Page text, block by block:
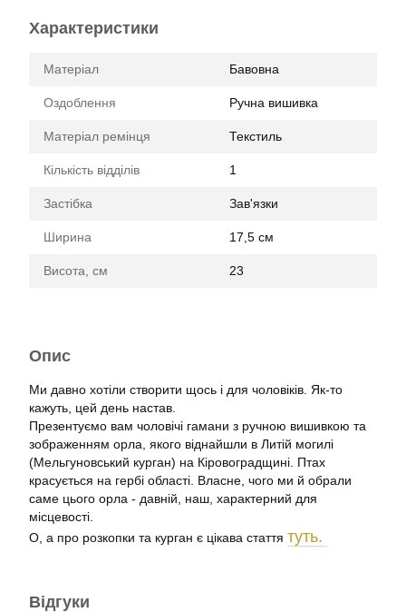
Характеристики
Матеріал Бавовна
Оздоблення Ручна вишивка
Матеріал ремінця Текстиль
Кількість відділів 1
Застібка Зав'язки
Ширина 17,5 см
Висота, см 23
Опис
Ми давно хотіли створити щось і для чоловіків. Як-то
кажуть, цей день настав.
Презентуємо вам чоловічі гамани з ручною вишивкою та
зображенням орла, якого віднайшли в Литій могилі
(Мельгуновський курган) на Кіровоградщині. Птах
красується на гербі області. Власне, чого ми й обрали
саме цього орла - давній, наш, характерний для
місцевості.
О, а про розкопки та курган є цікава стаття туть.
Відгуки